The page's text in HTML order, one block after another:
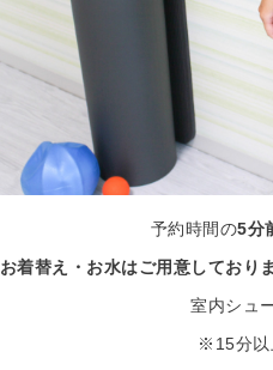
予約時間の5分
お着替え・お水はご用意しており
室内シュ
※15分以